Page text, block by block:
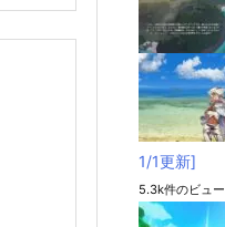
1/1更新]
5.3k件のビュー